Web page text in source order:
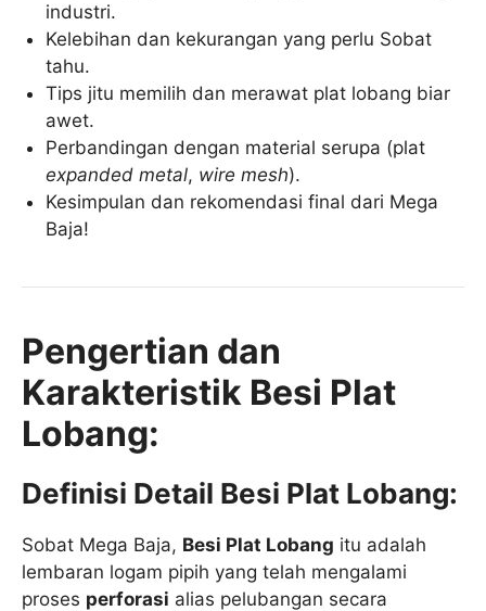
industri.
Kelebihan dan kekurangan yang perlu Sobat
tahu.
Tips jitu memilih dan merawat plat lobang biar
awet.
Perbandingan dengan material serupa (plat
expanded metal, wire mesh).
Kesimpulan dan rekomendasi final dari Mega
Baja!
Pengertian dan
Karakteristik Besi Plat
Lobang:
Definisi Detail Besi Plat Lobang:
Sobat Mega Baja, Besi Plat Lobang itu adalah
lembaran logam pipih yang telah mengalami
proses perforasi alias pelubangan secara